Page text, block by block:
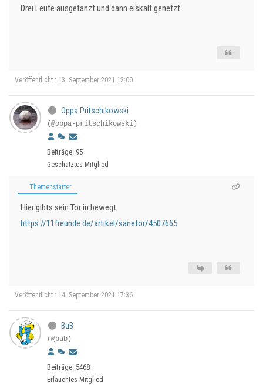
Drei Leute ausgetanzt und dann eiskalt genetzt.
Veröffentlicht : 13. September 2021 12:00
Oppa Pritschikowski
(@oppa-pritschikowski)
Beiträge: 95
Geschätztes Mitglied
Themenstarter
Hier gibts sein Tor in bewegt:
https://11freunde.de/artikel/sanetor/4507665
Veröffentlicht : 14. September 2021 17:36
BuB
(@bub)
Beiträge: 5468
Erlauchtes Mitglied